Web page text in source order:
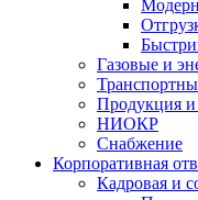
Газовые и
Продукция и
НИОКР
Снабжение
Корпоративная
Кадровая и